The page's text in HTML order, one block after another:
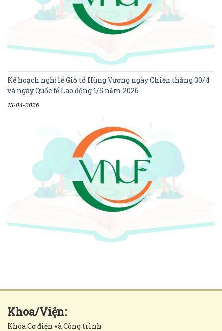
Kế hoạch nghỉ lễ Giỗ tổ Hùng Vương ngày Chiến thắng 30/4
và ngày Quốc tế Lao động 1/5 năm 2026
13-04-2026
Khoa/Viện:
Khoa Cơ điện và Công trình